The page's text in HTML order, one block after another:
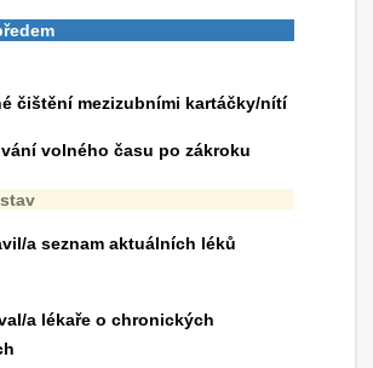
čištění mezizubními kartáčky/nítí
volného času po zákroku
a seznam aktuálních léků
a lékaře o chronických